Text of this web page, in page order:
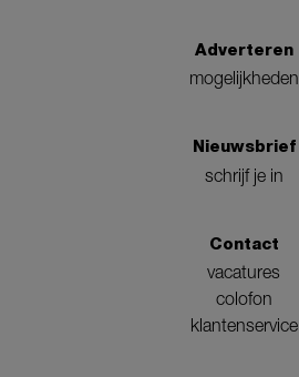
Adverteren
mogelijkheden
Nieuwsbrief
schrijf je in
Contact
vacatures
colofon
klantenservice